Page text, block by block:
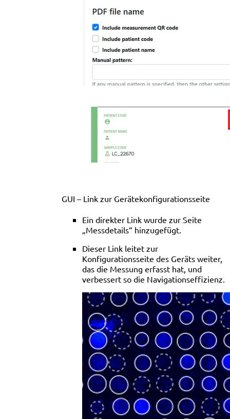
GUI – Link zur Gerätekonfigurationsseite
Ein direkter Link wurde zur Seite
„Messdetails“ hinzugefügt.
Dieser Link leitet zur
Konfigurationsseite des Geräts weiter,
das die Messung erfasst hat, und
verbessert so die Navigationseffizienz.